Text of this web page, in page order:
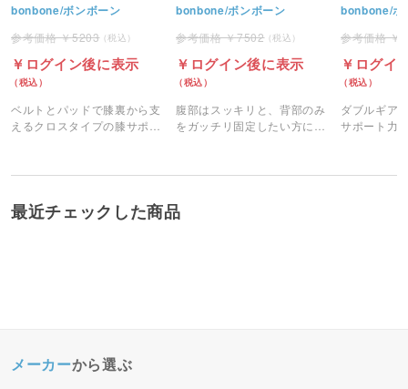
bonbone/ボンボーン
5203
ログイン後に表示
ベルトとパッドで膝裏から支
えるクロスタイプの膝サポー
bonbone/ボンボーン
7502
ログイン後に表示
腹部はスッキリと、背部のみ
をガッチリ固定したい方にお
bonbone/ボ
ログイ
ダブルギア
サポート力
最近チェックした商品
メーカーから選ぶ